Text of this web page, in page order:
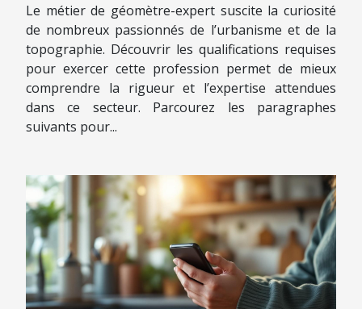
Le métier de géomètre-expert suscite la curiosité
de nombreux passionnés de l’urbanisme et de la
topographie. Découvrir les qualifications requises
pour exercer cette profession permet de mieux
comprendre la rigueur et l’expertise attendues
dans ce secteur. Parcourez les paragraphes
suivants pour...